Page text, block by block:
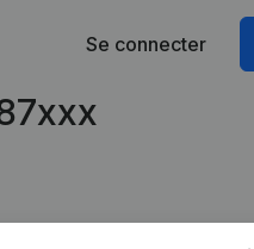
Se connecter